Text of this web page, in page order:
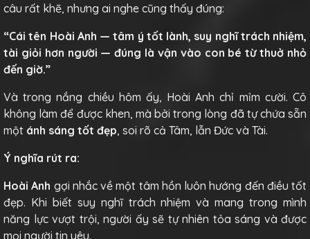
câu rất khẽ, nhưng ai nghe cũng thấy đúng:
“Cái tên Hoài Anh — tâm ý tốt lành, suy nghĩ trách nhiệm,
tài giỏi hơn người — đúng là vận vào con bé từ thuở nhỏ
đến giờ.”
Và trong nắng chiều hôm ấy, Hoài Anh chỉ mỉm cười. Cô
không làm để được khen, mà bởi trong lòng đã tự chứa sẵn
một ánh sáng tốt đẹp, soi rõ cả Tâm, lẫn Đức và Tài.
Ý nghĩa rút ra:
Hoài Anh gợi nhắc về một tâm hồn luôn hướng đến điều tốt
đẹp. Khi biết suy nghĩ trách nhiệm và mang trong mình
năng lực vượt trội, người ấy sẽ tự nhiên tỏa sáng và được
mọi người tin yêu.